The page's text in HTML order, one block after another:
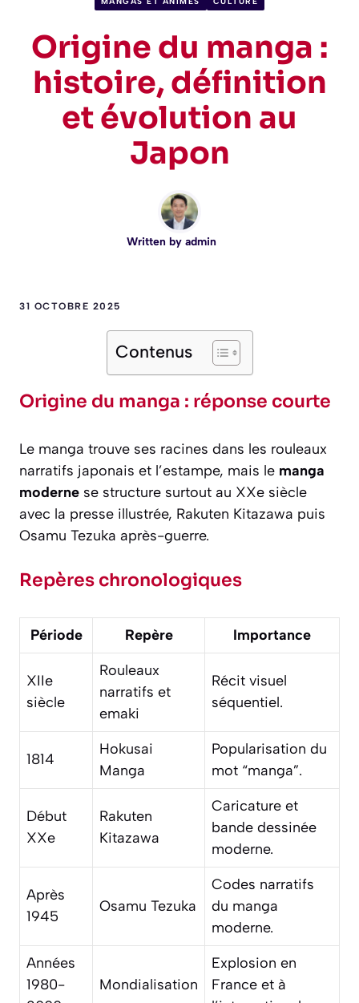
Origine du manga :
histoire, définition
et évolution au
Japon
Written by admin
31 OCTOBRE 2025
Contenus
Origine du manga : réponse courte
Le manga trouve ses racines dans les rouleaux
narratifs japonais et l’estampe, mais le manga
moderne se structure surtout au XXe siècle
avec la presse illustrée, Rakuten Kitazawa puis
Osamu Tezuka après-guerre.
Repères chronologiques
Période Repère Importance
XIIe
siècle
Rouleaux
narratifs et
emaki
Récit visuel
séquentiel.
1814
Hokusai
Manga
Popularisation du
mot “manga”.
Début
XXe
Rakuten
Kitazawa
Caricature et
bande dessinée
moderne.
Après
1945
Osamu Tezuka
Codes narratifs
du manga
moderne.
Années
1980-
Mondialisation
Explosion en
France et à